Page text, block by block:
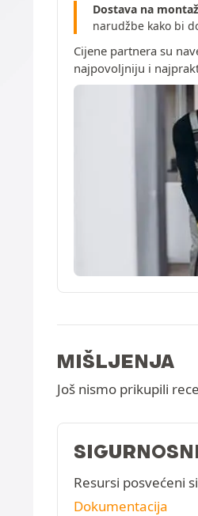
Dostava na
narudžbe kako bi
Cijene partnera su
najpovoljniju i
MIŠLJENJA
Još nismo prikupili
Resursi posvećeni
Dokumentacija